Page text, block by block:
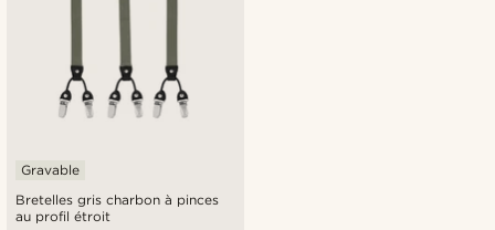
Bretelles gris charbon à pinces
au profil étroit
Gravable